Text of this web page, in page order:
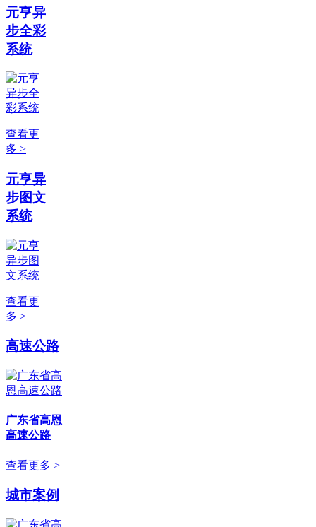
元亨异
步全彩
系统
查看更
多 >
元亨异
步图文
系统
查看更
多 >
高速公路
广东省高恩
高速公路
查看更多 >
城市案例